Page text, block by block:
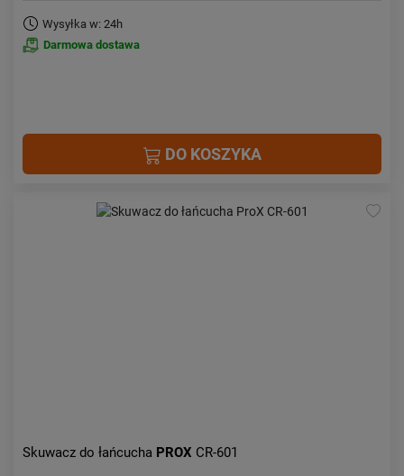
Wysyłka w: 24h
Darmowa dostawa
DO KOSZYKA
Skuwacz do łańcucha PROX CR-601